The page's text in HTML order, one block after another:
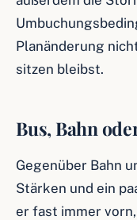
Planänderung
sitzen bleibst.
Bus, Bahn
Gegenüber Bahn
Stärken und ein
er fast immer